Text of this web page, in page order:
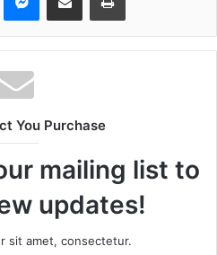
You Purchase
mailing list to
updates!
sit amet, consectetur.